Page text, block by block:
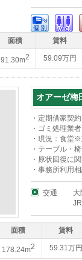
面積 賃料
91.30m2 59.09万円
オアーゼ梅
・定期借家契
・ゴミ処理業
・現況：食堂
・テーブル・
・原状回復に
・事務所利用
交通
面積 賃料
178.24m2 59.31万円